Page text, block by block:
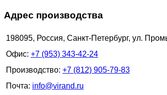
Адрес производства
198095, Россия, Санкт-Петербург, ул.
Офис: +7 (953) 343-42-24
Производство: +7 (812) 905-79-83
Почта: info@virand.ru